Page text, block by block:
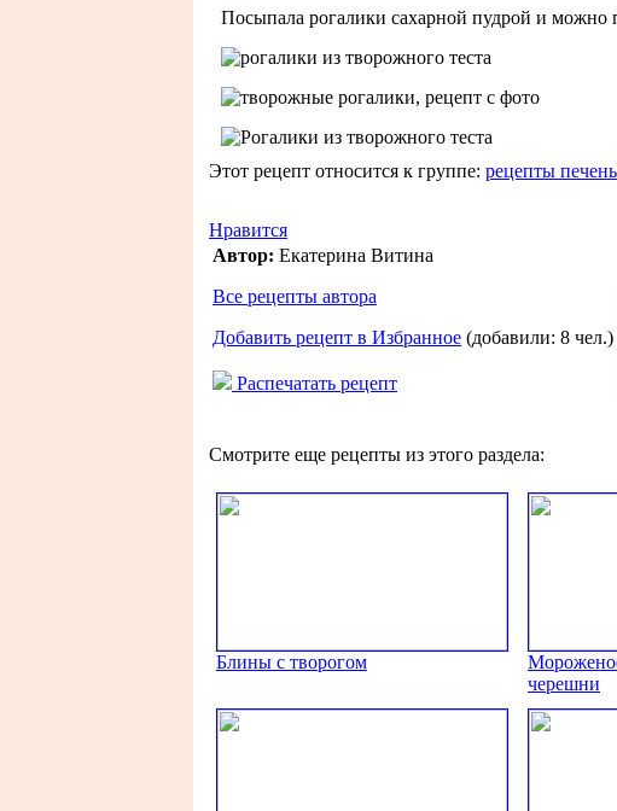
Посыпала рогалики сахарной пудрой и можно
Этот рецепт относится к группе: рецепты
Нравится
Автор: Екатерина Витина
Все рецепты автора
Добавить рецепт в Избранное (добавили: 8 чел.)
Распечатать рецепт
Смотрите еще рецепты из этого раздела:
Блины с творогом
черешни